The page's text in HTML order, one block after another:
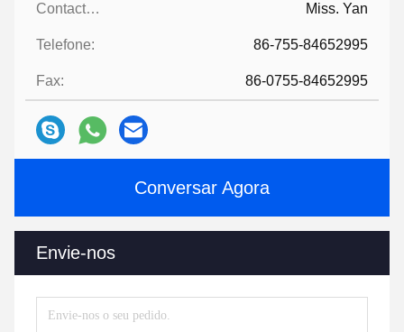
Contactos: Miss. Yan
Telefone: 86-755-84652995
Fax: 86-0755-84652995
Conversar Agora
Envie-nos